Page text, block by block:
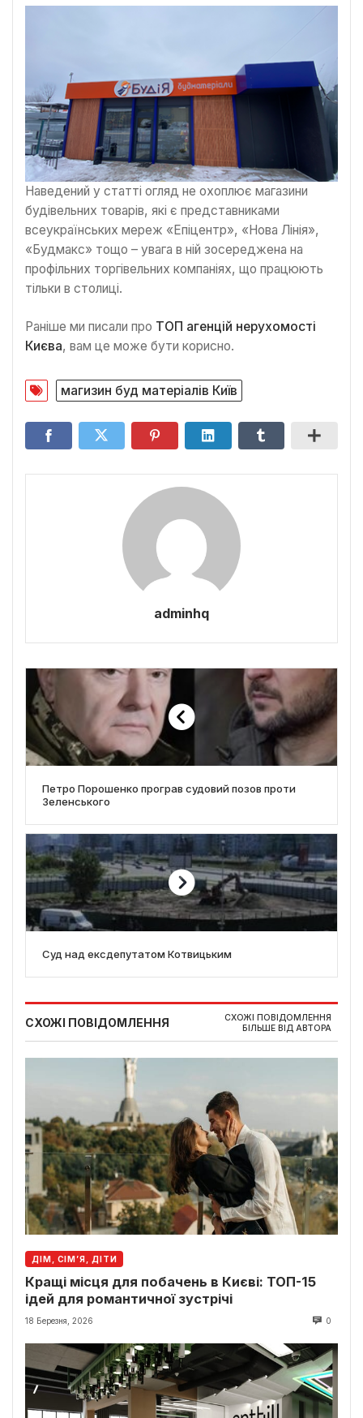
Наведений у статті огляд не охоплює магазини
будівельних товарів, які є представниками
всеукраїнських мереж «Епіцентр», «Нова Лінія»,
«Будмакс» тощо – увага в ній зосереджена на
профільних торгівельних компаніях, що працюють
тільки в столиці.
Раніше ми писали про ТОП агенцій нерухомості
Києва, вам це може бути корисно.
магизин буд матеріалів Київ
adminhq
Петро Порошенко програв судовий позов проти
Зеленського
Суд над ексдепутатом Котвицьким
СХОЖІ ПОВІДОМЛЕННЯ
СХОЖІ ПОВІДОМЛЕННЯ
БІЛЬШЕ ВІД АВТОРА
ДІМ, СІМ’Я, ДІТИ
Кращі місця для побачень в Києві: ТОП-15
ідей для романтичної зустрічі
18 Березня, 2026 0